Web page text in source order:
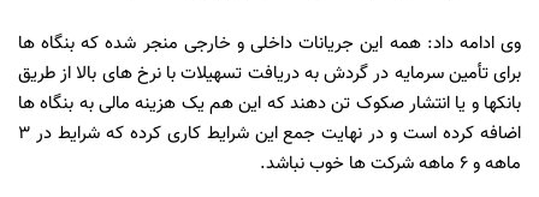
وی ادامه داد: همه این جریانات داخلی و خارجی منجر شده که بنگاه ها
برای تأمین سرمایه در گردش به دریافت تسهیلات با نرخ های بالا از طریق
بانکها و یا انتشار صکوک تن دهند که این هم یک هزینه مالی به بنگاه ها
اضافه کرده است و در نهایت جمع این شرایط کاری کرده که شرایط در 3
ماهه و 6 ماهه شرکت ها خوب نباشد.